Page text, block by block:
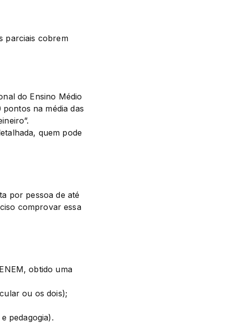
parciais cobrem
do Ensino Médio
na média das
quem pode
por pessoa de até
comprovar essa
obtido uma
ou os dois);
pedagogia).